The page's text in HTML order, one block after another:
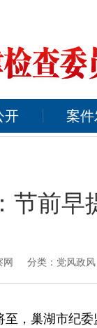
开 案
节前早
网 分类：党风政
至，巢湖市纪